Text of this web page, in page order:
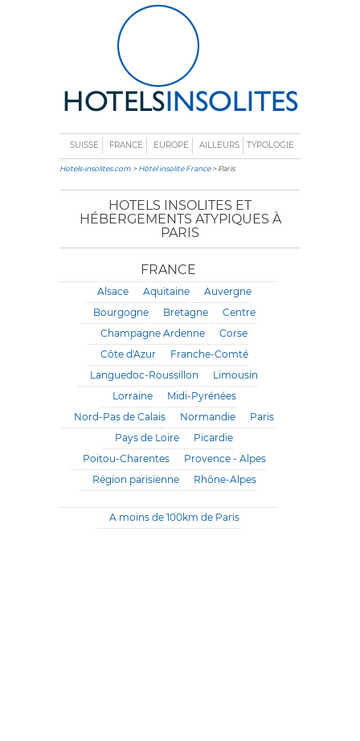
SUISSE FRANCE EUROPE AILLEURS TYPOLOGIE
Hotels-insolites.com >Hôtel insolite France> Paris
HOTELS INSOLITES ET
HÉBERGEMENTS ATYPIQUES À
PARIS
FRANCE
Alsace Aquitaine
Auvergne
Bourgogne
Bretagne
Centre
Champagne Ardenne
Corse
Côte d'Azur
Franche-Comté
Languedoc-Roussillon
Limousin
Lorraine
Midi-Pyrénées
Nord-Pas de Calais
Normandie
Paris
Pays de Loire
Picardie
Poitou-Charentes
Provence - Alpes
Région parisienne
Rhône-Alpes
A moins de 100km de Paris